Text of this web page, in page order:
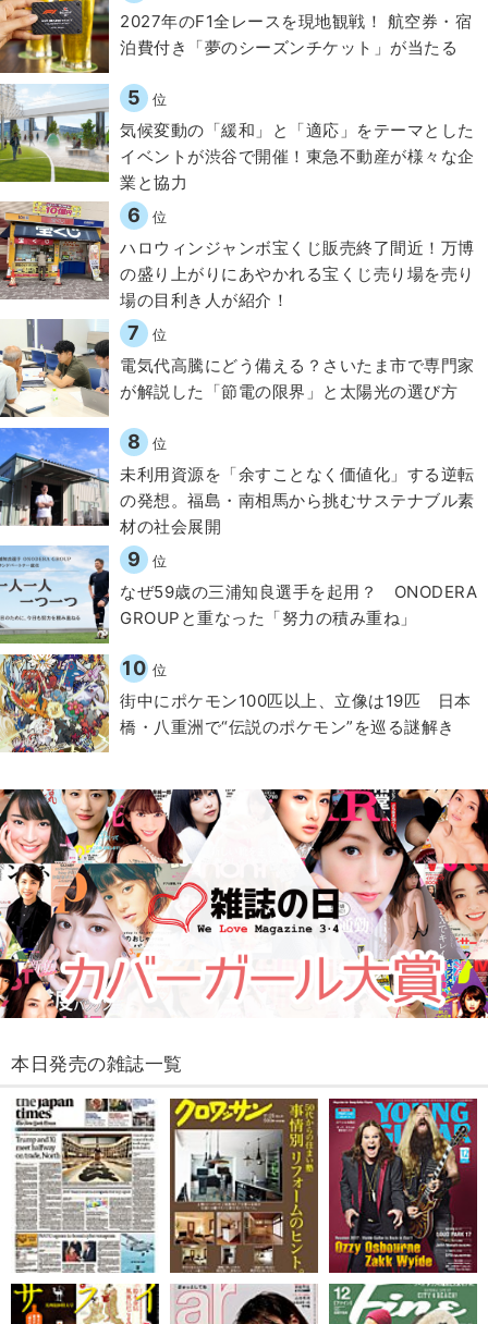
2027年のF1全レースを現地観戦！ 航空券・宿
泊費付き「夢のシーズンチケット」が当たる
5 位
気候変動の「緩和」と「適応」をテーマとした
イベントが渋谷で開催！東急不動産が様々な企
業と協力
6 位
ハロウィンジャンボ宝くじ販売終了間近！万博
の盛り上がりにあやかれる宝くじ売り場を売り
場の目利き人が紹介！
7 位
電気代高騰にどう備える？さいたま市で専門家
が解説した「節電の限界」と太陽光の選び方
8 位
​​未利用資源を「余すことなく価値化」する逆転
の発想。福島・南相馬から挑むサステナブル素
材の社会展開​
9 位
なぜ59歳の三浦知良選手を起用？ ONODERA
GROUPと重なった「努力の積み重ね」
10 位
街中にポケモン100匹以上、立像は19匹 日本
橋・八重洲で“伝説のポケモン”を巡る謎解き
本日発売の雑誌一覧